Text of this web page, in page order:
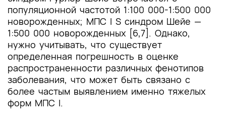
популяционной частотой 1:100 000-1:500 000
новорожденных; МПС I S синдром Шейе —
1:500 000 новорожденных [6,7]. Однако,
нужно учитывать, что существует
определенная погрешность в оценке
распространенности различных фенотипов
заболевания, что может быть связано с
более частым выявлением именно тяжелых
форм МПС I.